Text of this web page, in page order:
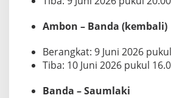
Ambon – Banda (kembali)
Berangkat: 9 Juni 2026
Tiba: 10 Juni 2026 pukul
Banda – Saumlaki